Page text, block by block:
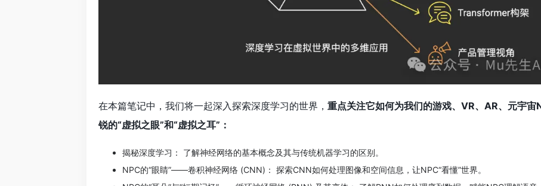
在本篇笔记中，我们将一起深入探索深度学习的世界， 重点关注它如何为我们的游戏、VR、AR、元宇宙
锐的“虚拟之眼”和“虚拟之耳”：
揭秘深度学习： 了解神经网络的基本概念及其与传统机器学习的区别。
NPC的“眼睛”——卷积神经网络 (CNN)： 探索CNN如何处理图像和空间信息，让NPC“看懂”世界。